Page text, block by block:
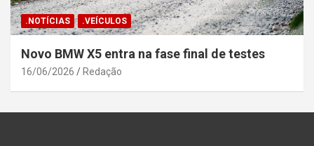
.NOTÍCIAS .VEÍCULOS
Novo BMW X5 entra na fase final de testes
16/06/2026 Redação